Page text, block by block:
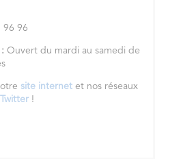
96 96
Ouvert du mardi au samedi de
site internet et nos réseaux
Twitter !